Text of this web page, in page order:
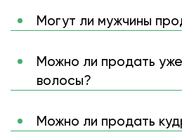
Могут ли мужчины
Можно ли продать
волосы?
Можно ли продать